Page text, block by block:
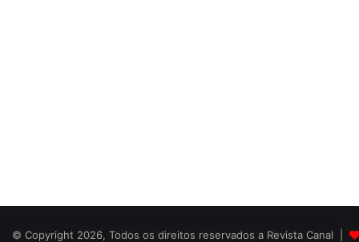
© Copyright 2026, Todos os direitos reservados a Revista Canal |